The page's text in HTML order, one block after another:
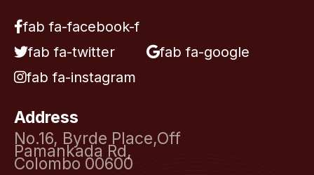
fab fa-facebook-f
fab fa-twitter
fab fa-google
fab fa-instagram
Address
No.16, Byrde Place,Off
Pamankada Rd,
Colombo 00600